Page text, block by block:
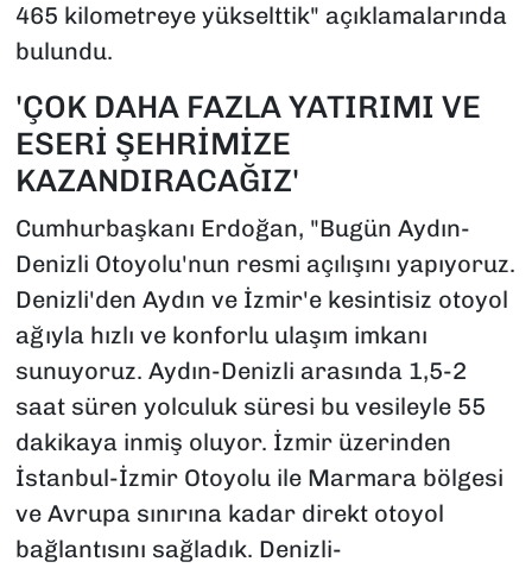
465 kilometreye yükselttik" açıklamalarında
bulundu.
'ÇOK DAHA FAZLA YATIRIMI VE
ESERİ ŞEHRİMİZE
KAZANDIRACAĞIZ'
Cumhurbaşkanı Erdoğan, "Bugün Aydın-
Denizli Otoyolu'nun resmi açılışını yapıyoruz.
Denizli'den Aydın ve İzmir'e kesintisiz otoyol
ağıyla hızlı ve konforlu ulaşım imkanı
sunuyoruz. Aydın-Denizli arasında 1,5-2
saat süren yolculuk süresi bu vesileyle 55
dakikaya inmiş oluyor. İzmir üzerinden
İstanbul-İzmir Otoyolu ile Marmara bölgesi
ve Avrupa sınırına kadar direkt otoyol
bağlantısını sağladık. Denizli-